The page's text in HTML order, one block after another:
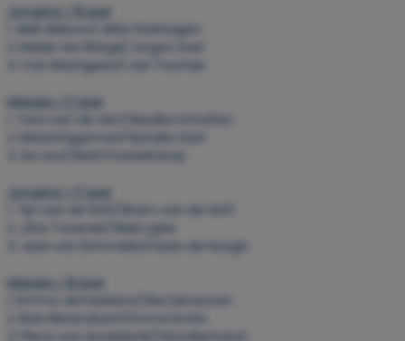
Jongens < 15 jaar
1. Alek Aleksov/ Jelte Stelwagen
2. Marijn ten Barge/ Jorgos Zoet
3. Cas Westgeest/ Jari Tournier
Meisjes < 17 jaar
1. Yara van de Ven/ Maaike Scholten
2. Merel Krijgsman/ Natalia Zoet
Jongens < 17 jaar
1. Tijn van de Grift/ Bram van de Grift
2. Jitte Tavenier/ Niels Lipke
3. Joeri van Dimmelen/ Kees de Hoogh
Meisjes < 19 jaar
1. Emma Jenneskens/ Eke Denessen
2. Rian Berendsen/ Emma Smits
3. Pleun van Asseldonk/ Peta Bertrand